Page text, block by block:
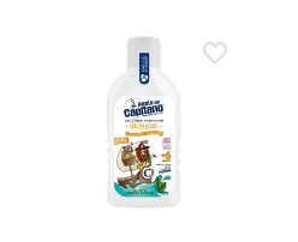
Soin de la personne
Brosses à dents
Brosses à
Dentifrices
Dentifrices pour
Hygiène bucco-dentaire